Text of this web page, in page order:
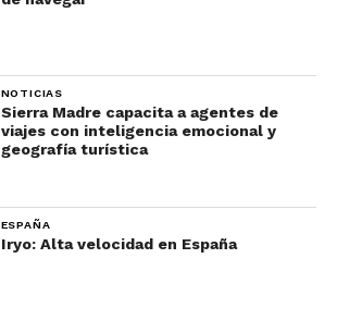
NOTICIAS
Sierra Madre capacita a agentes de
viajes con inteligencia emocional y
geografía turística
ESPAÑA
Iryo: Alta velocidad en España